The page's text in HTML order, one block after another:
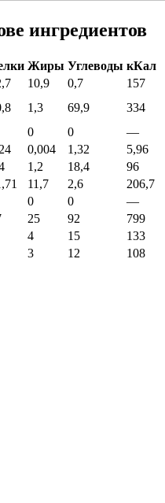
ингредиентов
Жиры Углеводы кКал
10,9 0,7
157
1,3 69,9
334
0 0
—
0,004 1,32
5,96
1,2 18,4
96
11,7 2,6
206,7
0 0
—
25 92
799
4 15
133
3 12 108